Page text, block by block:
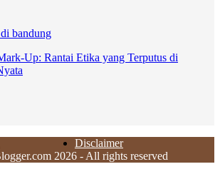
Up: Rantai Etika yang Terputus di
Disclaimer
2026 - All rights reserved